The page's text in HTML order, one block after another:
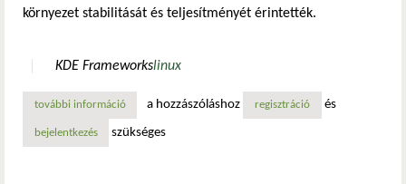
környezet stabilitását és teljesítményét érintették.
KDE Frameworkslinux
további információkde frameworks 6.15: jobb akadálymentesítés és rtl-
a hozzászóláshoz regisztráció és
bejelentkezés szükséges